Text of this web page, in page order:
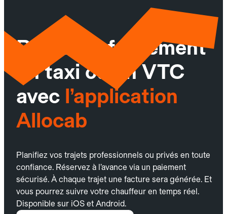
Réservez facilement
un taxi ou un VTC
avec l’application
Allocab
Planifiez vos trajets professionnels ou privés en toute
confiance. Réservez à l’avance via un paiement
sécurisé. À chaque trajet une facture sera générée. Et
vous pourrez suivre votre chauffeur en temps réel.
Disponible sur iOS et Android.